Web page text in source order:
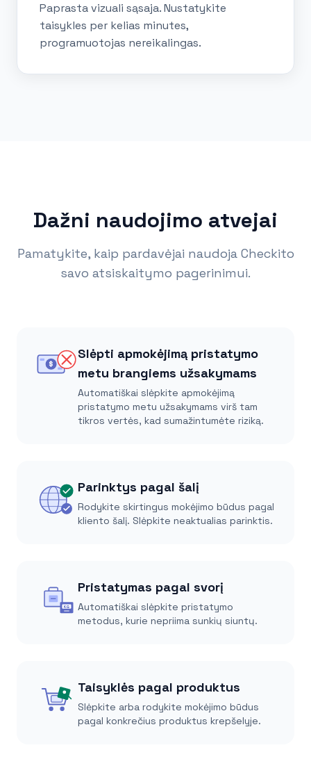
Paprasta vizuali sąsaja. Nustatykite
taisykles per kelias minutes,
programuotojas nereikalingas.
Dažni naudojimo atvejai
Pamatykite, kaip pardavėjai naudoja Checkito
savo atsiskaitymo pagerinimui.
$
Slėpti apmokėjimą pristatymo
metu brangiems užsakymams
Automatiškai slėpkite apmokėjimą
pristatymo metu užsakymams virš tam
tikros vertės, kad sumažintumėte riziką.
Parinktys pagal šalį
Rodykite skirtingus mokėjimo būdus pagal
kliento šalį. Slėpkite neaktualias parinktis.
KG
Pristatymas pagal svorį
Automatiškai slėpkite pristatymo
metodus, kurie nepriima sunkių siuntų.
Taisyklės pagal produktus
Slėpkite arba rodykite mokėjimo būdus
pagal konkrečius produktus krepšelyje.